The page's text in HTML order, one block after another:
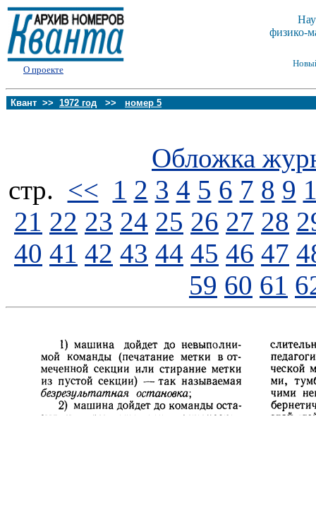
О проекте
физико-
Квант >> 1972 год >> номер 5
Обложка
стp. << 1 2 3 4 5 6 7 8 9
21 22 23 24 25 26 27 28
40 41 42 43 44 45 46 47
59 60 61